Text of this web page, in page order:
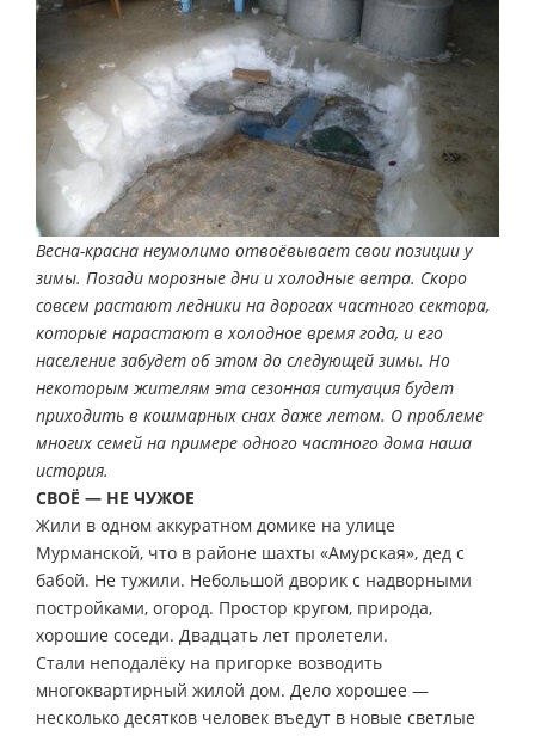
Весна-красна неумолимо отвоёвывает свои позиции у
зимы. Позади морозные дни и холодные ветра. Скоро
совсем растают ледники на дорогах частного сектора,
которые нарастают в холодное время года, и его
население забудет об этом до следующей зимы. Но
некоторым жителям эта сезонная ситуация будет
приходить в кошмарных снах даже летом. О проблеме
многих семей на примере одного частного дома наша
история.
СВОЁ — НЕ ЧУЖОЕ
Жили в одном аккуратном домике на улице
Мурманской, что в районе шахты «Амурская», дед с
бабой. Не тужили. Небольшой дворик с надворными
постройками, огород. Простор кругом, природа,
хорошие соседи. Двадцать лет пролетели.
Стали неподалёку на пригорке возводить
многоквартирный жилой дом. Дело хорошее —
несколько десятков человек въедут в новые светлые